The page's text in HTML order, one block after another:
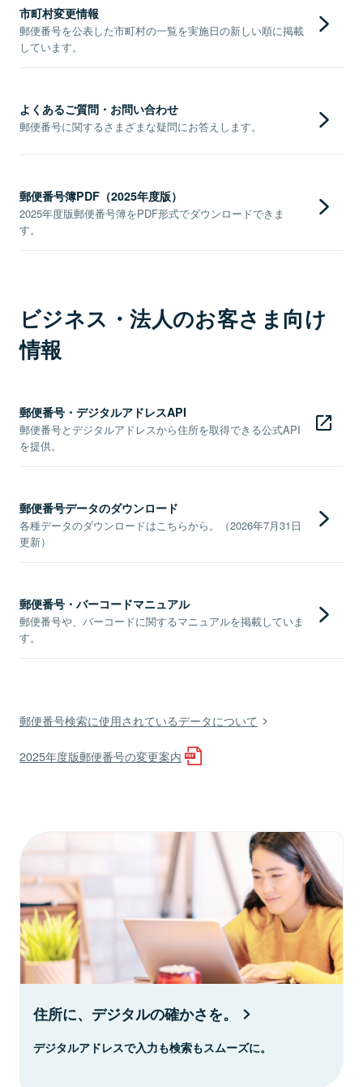
市町村変更情報
郵便番号を公表した市町村の一覧を実施日の新しい順に掲載
しています。
よくあるご質問・お問い合わせ
郵便番号に関するさまざまな疑問にお答えします。
郵便番号簿PDF（2025年度版）
2025年度版郵便番号簿をPDF形式でダウンロードできま
す。
ビジネス・法人のお客さま向け
情報
郵便番号・デジタルアドレスAPI
郵便番号とデジタルアドレスから住所を取得できる公式API
を提供。
郵便番号データのダウンロード
各種データのダウンロードはこちらから。（2026年7月31日
更新）
郵便番号・バーコードマニュアル
郵便番号や、バーコードに関するマニュアルを掲載していま
す。
郵便番号検索に使用されているデータについて
2025年度版郵便番号の変更案内
住所に、デジタルの確かさを。
デジタルアドレスで入力も検索もスムーズに。